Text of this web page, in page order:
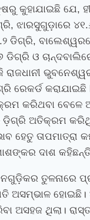
କୁହାଯାଇଛି ଯେ,
ଝାରସୁଗୁଡ଼ାରେ
ଡିଗ୍ରି,
ଡିଗ୍ରି ଓ
ରାଜଧାନୀ
ରେକର୍ଡ
କରିଥବା ବେଳେ
ଅତିକ୍ରମ
ହେତୁ ତାପମାତ୍ରା
ଦାଶ
ତୁଳନାରେ
ଅସମ୍ଭାଳ ହୋଇଛି।
ଅସହଜ ଥିଲା।